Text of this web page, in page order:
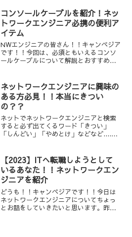
転職するメリット、今後求められる技術
や心構えなどを解説してい...
コンソールケーブルを紹介！ネッ
トワークエンジニア必携の便利ア
イテム
NWエンジニアの皆さん！！キャンペジア
です！！今回は、必須ともいえるコンソ
ールケーブルについて解説とおすすめの
本コンソールケーブルとはNWエンジニア
がNW機器(SWやR...
ネットワークエンジニアに興味の
ある方必見！！本当にきつい
の？？
ネットでネットワークエンジニアと検索
すると必ず出てくるワード「きつい」
「しんどい」「やめとけ」などなど....今
厳しさについて探求し、どのように対策
するかについて考察し...
【2023】ITへ転職しようとして
いるあなた！！ネットワークエン
ジニアを紹介
どうも！！キャンペジアです！！今日は
ネットワークエンジニアについてちょっ
とお話をしていきたいと思います。昨